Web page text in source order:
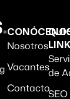
Nosotros
Vacantes
Contacto
de
SEO